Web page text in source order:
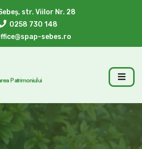
str. Viilor Nr. 28
0258 730 148
sebes.ro
Patrimoniului